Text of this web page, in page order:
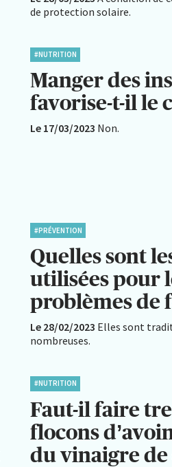
de protection solaire.
#NUTRITION
Manger des
favorise-t-il le
Le 17/03/2023 Non.
#PRÉVENTION
Quelles sont
utilisées pour
problèmes de
Le 28/02/2023 Elles sont
nombreuses.
#NUTRITION
Faut-il faire
flocons
du vinaigre de